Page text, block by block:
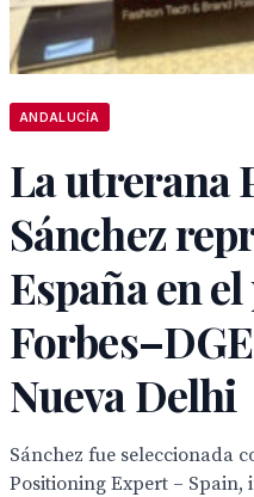
ANDALUCÍA
La utrerana
Sánchez
España en
Nueva Delhi
Sánchez fue seleccionada
Positioning Expert –